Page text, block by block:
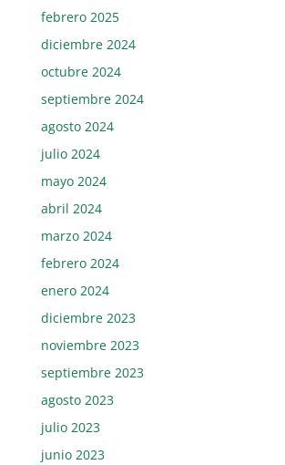
febrero 2025
diciembre 2024
octubre 2024
septiembre 2024
agosto 2024
julio 2024
mayo 2024
abril 2024
marzo 2024
febrero 2024
enero 2024
diciembre 2023
noviembre 2023
septiembre 2023
agosto 2023
julio 2023
junio 2023